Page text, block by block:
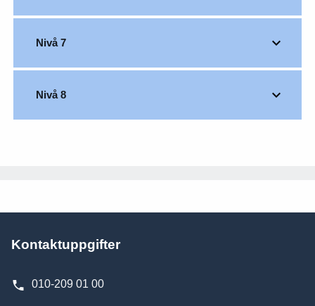
Nivå 7
Nivå 8
Kontaktuppgifter
010-209 01 00